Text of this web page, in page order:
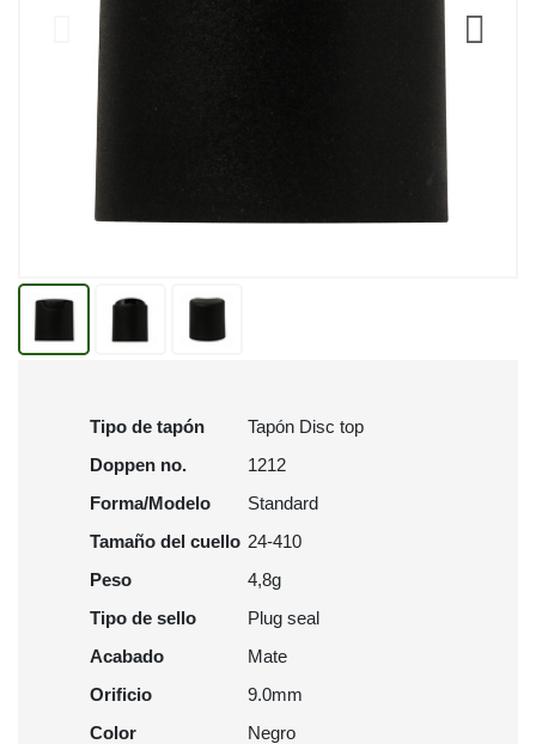
Tipo de tapón
Tapón Disc top
Doppen no.
1212
Forma/Modelo
Standard
Tamaño del cuello 24-410
Peso
4,8g
Tipo de sello
Plug seal
Acabado
Mate
Orificio
9.0mm
Color
Negro